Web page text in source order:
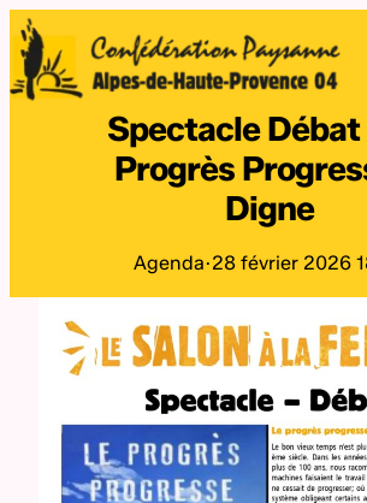
Spectacle Débat
Progrès
Digne
Agenda·28 février 2026